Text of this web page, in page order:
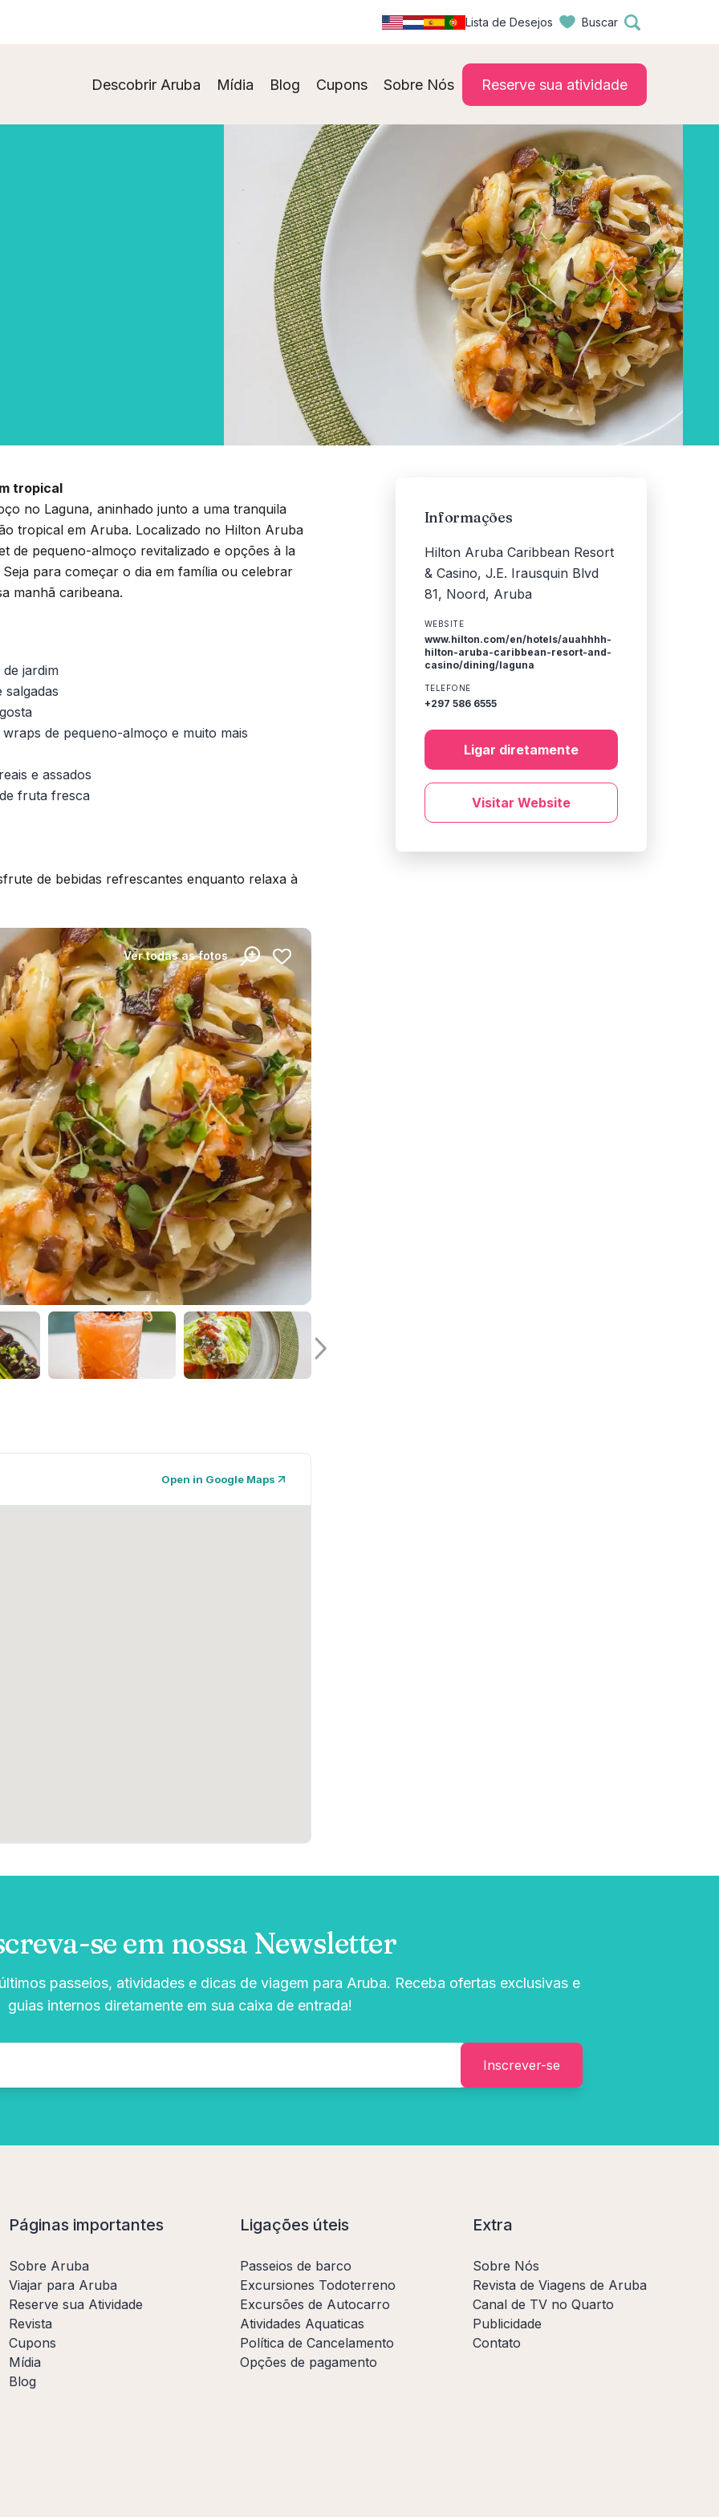
Lista de Desejos Buscar
Descobrir Aruba Mídia Blog Cupons Sobre Nós Reserve sua atividade
tropical
no Laguna, aninhado junto a uma tranquila
tropical em Aruba. Localizado no Hilton Aruba
de pequeno-almoço revitalizado e opções à la
para começar o dia em família ou celebrar
manhã caribeana.
jardim
de pequeno-almoço e muito mais
e assados
fruta fresca
de bebidas refrescantes enquanto relaxa à
Ver todas as fotos
Open in Google Maps
Informações
Hilton Aruba Caribbean Resort
& Casino, J.E. Irausquin Blvd
81, Noord, Aruba
WEBSITE
www.hilton.com/en/hotels/auahhhh-
hilton-aruba-caribbean-resort-and-
casino/dining/laguna
TELEFONE
+297 586 6555
Ligar diretamente
Visitar Website
se em nossa Newsletter
passeios, atividades e dicas de viagem para Aruba. Receba ofertas exclusivas e
guias internos diretamente em sua caixa de entrada!
Inscrever-se
Páginas importantes
Sobre Aruba
Viajar para Aruba
Reserve sua Atividade
Revista
Cupons
Mídia
Blog
Ligações úteis
Passeios de barco
Excursiones Todoterreno
Excursões de Autocarro
Atividades Aquaticas
Política de Cancelamento
Opções de pagamento
Extra
Sobre Nós
Revista de Viagens de Aruba
Canal de TV no Quarto
Publicidade
Contato